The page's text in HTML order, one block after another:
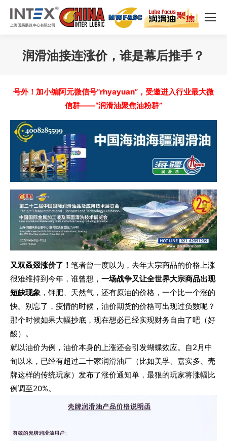
润滑油接连涨价，谁是幕后推手？
号外！加小编阿元微信号“rhyayuan”，受邀进入行业最大微
信群——“润滑油聚焦油粉群”
又双叒叕涨价了！ 笔者曾一度以为，去年大宗商品的价格上涨
很难维持到今年，谁曾想， 一场战争又让全世界大宗商品出现
短缺现象 ，钾肥、天然气，还有原油的价格，一个比一个涨的
快。别忘了，疫情的时候，油价期货的价格可出现过负数呢？
那个时候如果大幅抄底，现在想必已经实现财务自由了吧（好
酸）。
就以油价为例，油价本身的上涨还会引发蝴蝶效应。自2月中
旬以来，已经有超过二十家润滑油厂（比如美孚、嘉实多、壳
牌这样的传统玩家）发布了涨价通知单，最狠的玩家将涨幅比
例调至20%。